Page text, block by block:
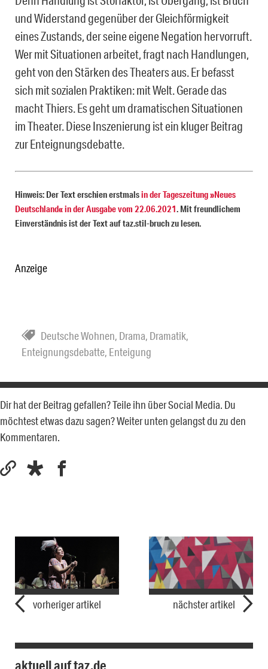
und Widerstand gegenüber der Gleichförmigkeit
eines Zustands, der seine eigene Negation hervorruft.
Wer mit Situationen arbeitet, fragt nach Handlungen,
geht von den Stärken des Theaters aus. Er befasst
sich mit sozialen Praktiken: mit Welt. Gerade das
macht Thiers. Es geht um dramatischen Situationen
im Theater. Diese Inszenierung ist ein kluger Beitrag
zur Enteignungsdebatte.
Hinweis: Der Text erschien erstmalsin der Tageszeitung »Neues
Deutschland« in der Ausgabe vom 22.06.2021. Mit freundlichem
Einverständnis ist der Text auf taz.stil-bruch zu lesen.
Anzeige
Deutsche Wohnen, Drama, Dramatik,
Enteignungsdebatte, Enteigung
Dir hat der Beitrag gefallen? Teile ihn über Social Media. Du
möchtest etwas dazu sagen? Weiter unten gelangst du zu den
Kommentaren.
vorheriger artikel nächster artikel